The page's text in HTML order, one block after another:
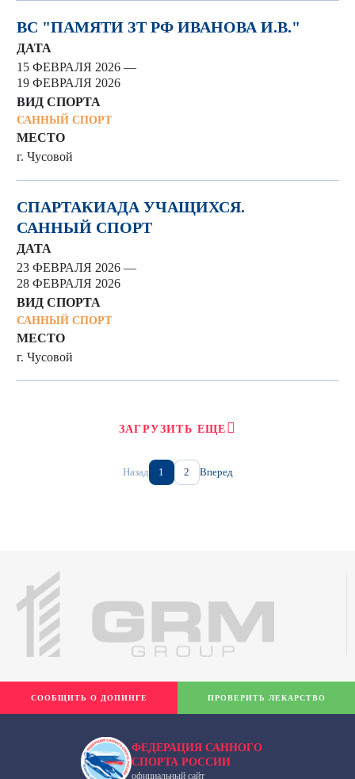
ВС "ПАМЯТИ ЗТ РФ ИВАНОВА И.В."
ДАТА
15 ФЕВРАЛЯ 2026 —
19 ФЕВРАЛЯ 2026
ВИД СПОРТА
САННЫЙ СПОРТ
МЕСТО
г. Чусовой
СПАРТАКИАДА УЧАЩИХСЯ.
САННЫЙ СПОРТ
ДАТА
23 ФЕВРАЛЯ 2026 —
28 ФЕВРАЛЯ 2026
ВИД СПОРТА
САННЫЙ СПОРТ
МЕСТО
г. Чусовой
ЗАГРУЗИТЬ ЕЩЕ
Назад 1 2 Вперед
ФЕДЕРАЦИЯ САННОГО
СПОРТА РОССИИ
официальный сайт
СООБЩИТЬ О ДОПИНГЕ ПРОВЕРИТЬ ЛЕКАРСТВО